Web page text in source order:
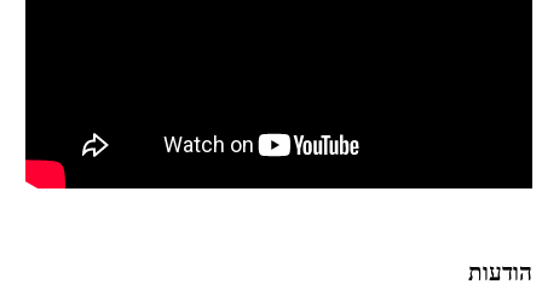
הודעות